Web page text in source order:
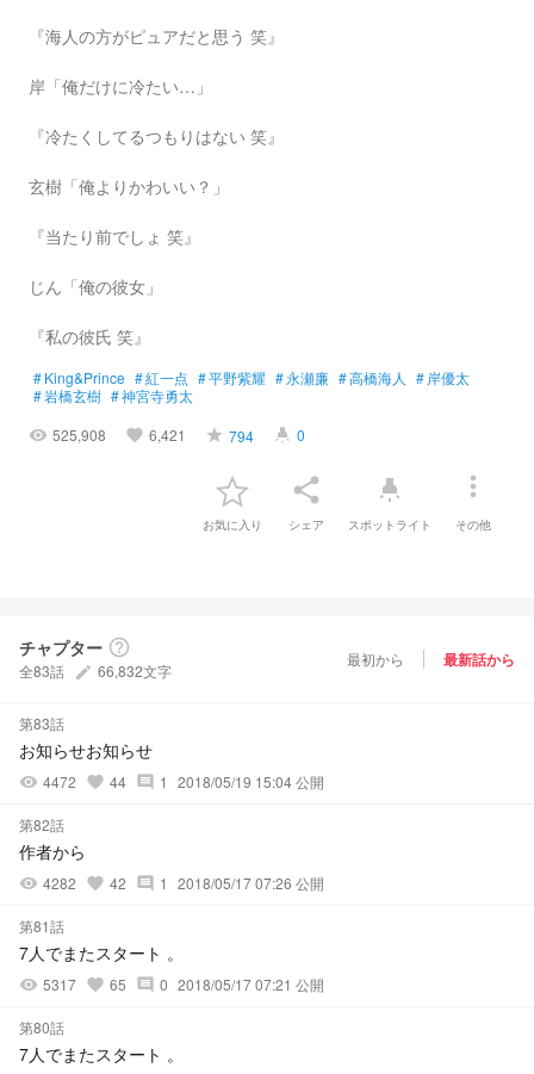
『海人の方がピュアだと思う 笑』
岸「俺だけに冷たい…」
『冷たくしてるつもりはない 笑』
玄樹「俺よりかわいい？」
『当たり前でしょ 笑』
じん「俺の彼女」
『私の彼氏 笑』
#King&Prince #紅一点 #平野紫耀 #永瀬廉 #高橋海人 # 岸優太
#岩橋玄樹 #神宮寺勇太
visibility 525,908 favorite 6,421 grade 794 highlight 0
お気に入り
share
シェア
highlight
スポットライト
more_vert
その他
チャプター help_outline
全83話 create 66,832文字
最初から 最新話から
第83話
お知らせお知らせ
visibility 4472 favorite 44 comment 1 2018/05/19 15:04 公開
第82話
作者から
visibility 4282 favorite 42 comment 1 2018/05/17 07:26 公開
第81話
7人でまたスタート 。
visibility 5317 favorite 65 comment 0 2018/05/17 07:21 公開
第80話
7人でまたスタート 。